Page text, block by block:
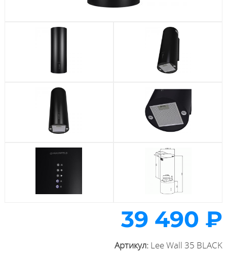
39 490 ₽
Артикул: Lee Wall 35 BLACK